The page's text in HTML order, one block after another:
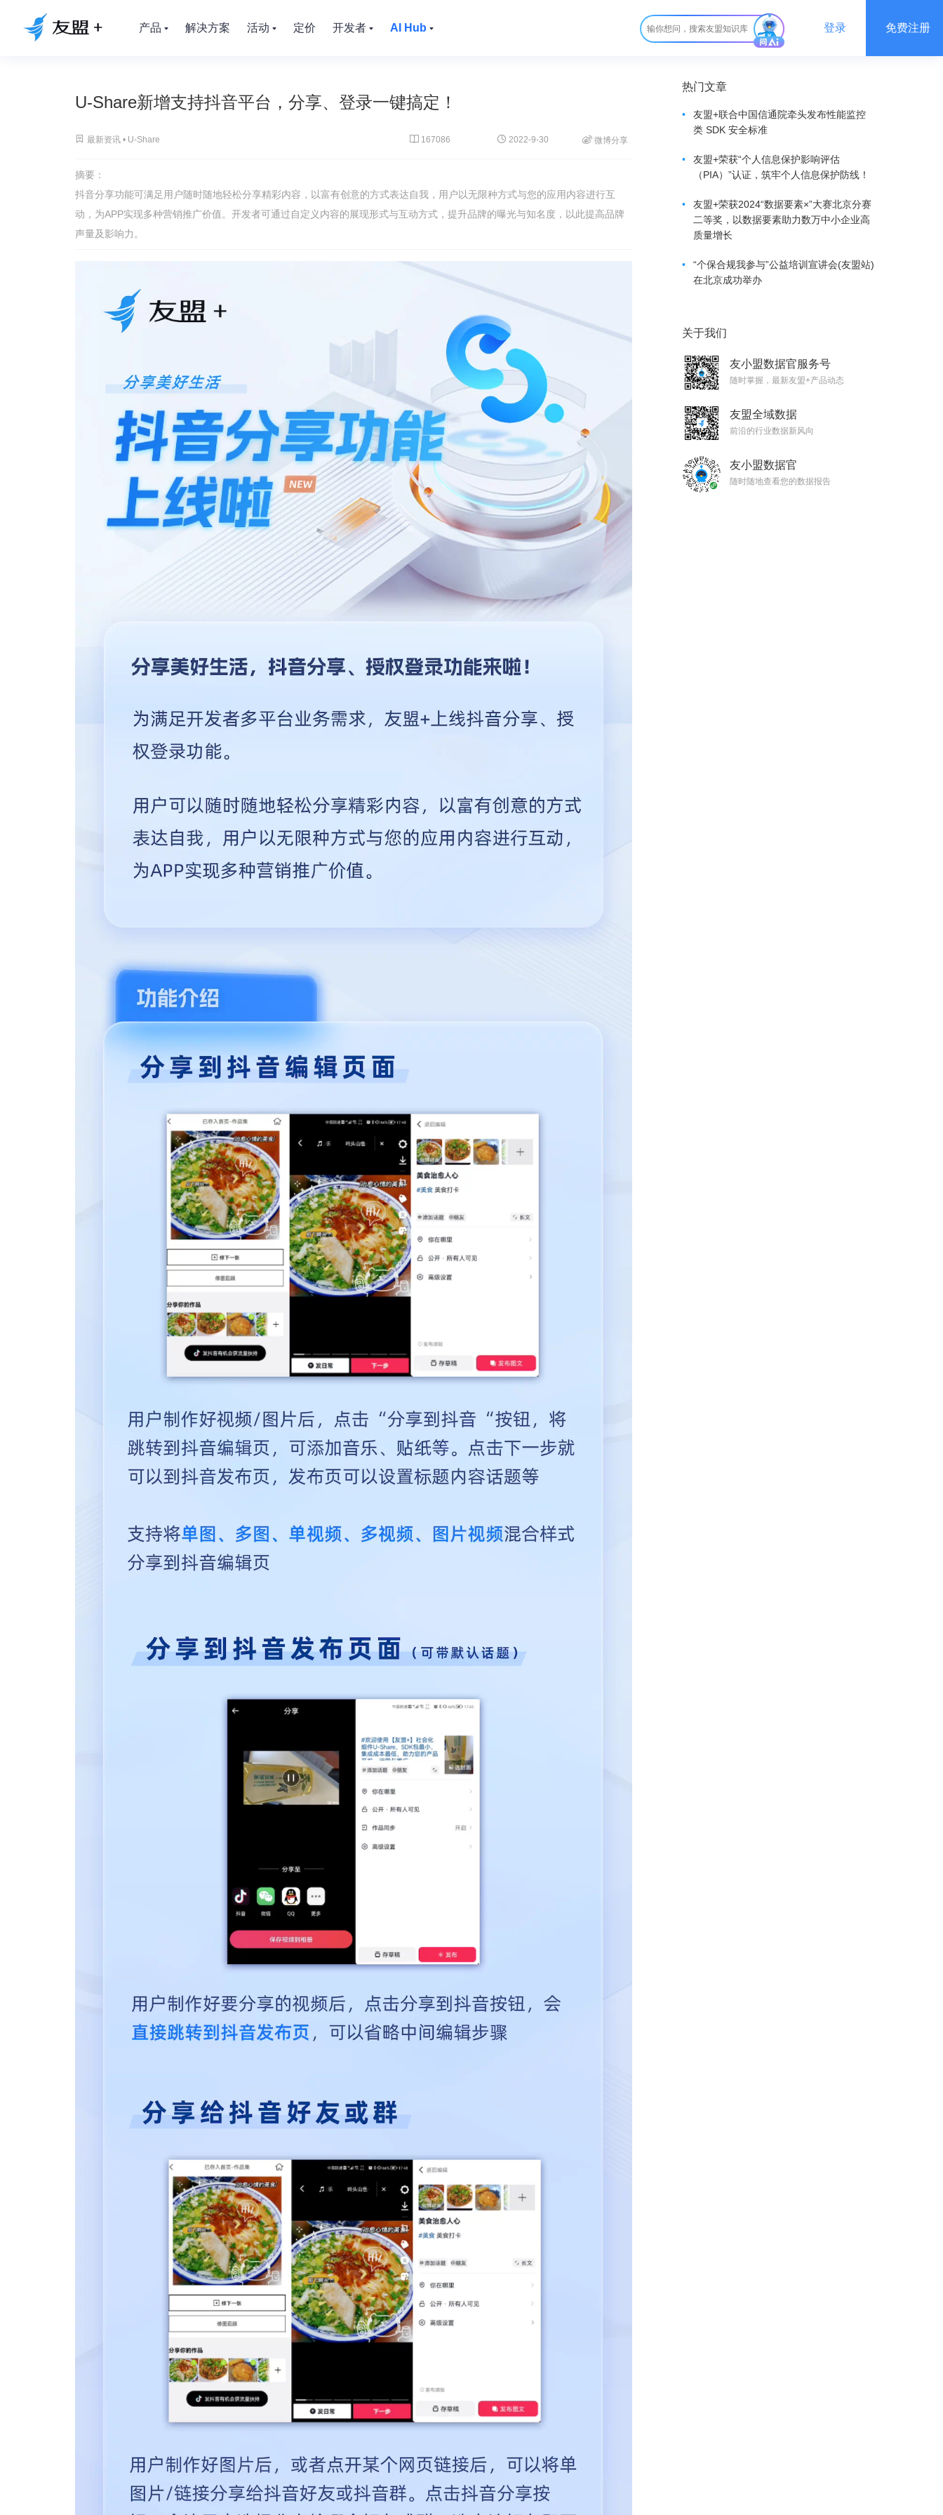
产品 解决方案 活动 定价 开发者 AI Hub 登录 免费注册
U-Share新增支持抖音平台，分享、登录一键搞定！
 最新资讯 • U-Share  167086  2022-9-30  微博分享
摘要：
抖音分享功能可满足用户随时随地轻松分享精彩内容，以富有创意的方式表达自我，用户以无限种方式与您的应用内容进行互
动，为APP实现多种营销推广价值。开发者可通过自定义内容的展现形式与互动方式，提升品牌的曝光与知名度，以此提高品牌
声量及影响力。
热门文章
•
友盟+联合中国信通院牵头发布性能监控
类 SDK 安全标准
•
友盟+荣获“个人信息保护影响评估
（PIA）”认证，筑牢个人信息保护防线！
•
友盟+荣获2024“数据要素×”大赛北京分赛
二等奖，以数据要素助力数万中小企业高
质量增长
•
“个保合规我参与”公益培训宣讲会(友盟站)
在北京成功举办
关于我们
友小盟数据官服务号
随时掌握，最新友盟+产品动态
友盟全域数据
前沿的行业数据新风向
友小盟数据官
随时随地查看您的数据报告